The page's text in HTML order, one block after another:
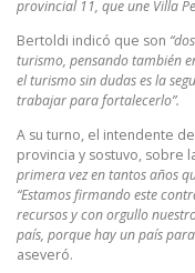
provincial 11, que une Villa
Bertoldi indicó que son
turismo, pensando también
el turismo sin dudas es la
trabajar para fortalecerlo”.
A su turno, el intendente
provincia y sostuvo, sobre
primera vez en tantos años
“Estamos firmando este
recursos y con orgullo
país, porque hay un país
aseveró.